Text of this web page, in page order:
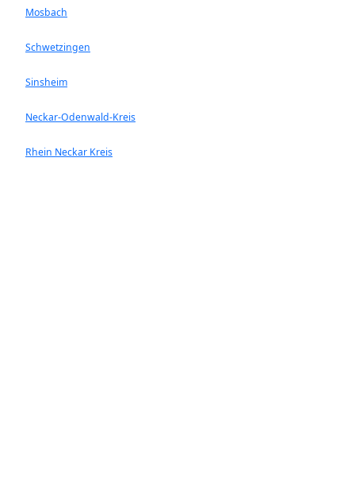
Mosbach
Schwetzingen
Sinsheim
Neckar-Odenwald-Kreis
Rhein Neckar Kreis